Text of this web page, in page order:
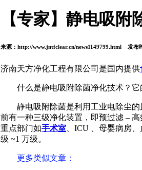
【专家】静电吸
来源：http://www.jntfclear.cn/news1149799.html 发布
济南天方净化工程有限公司是国内提供
什么是静电吸附除菌净化技术？
静电吸附除菌是利用工业电除尘
前有一种三级净化装置，即预过滤 –
重点部门如手术室 、ICU 、母婴病房
级 ~1 万级。
更多类似文章 ：